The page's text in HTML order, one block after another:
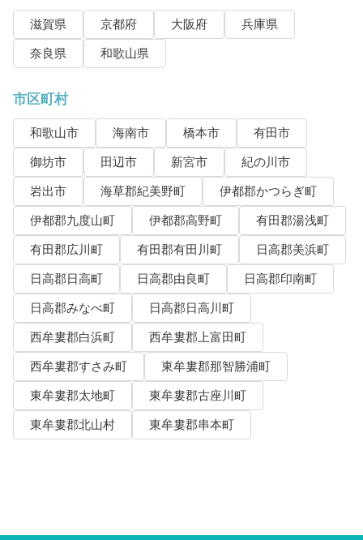
滋賀県 京都府 大阪府
兵庫県
奈良県
和歌山県
市区町村
和歌山市 海南市 橋本市
有田市
御坊市
田辺市 新宮市
紀の川市
岩出市
海草郡紀美野町
伊都郡かつらぎ町
伊都郡九度山町
伊都郡高野町
有田郡湯浅町
有田郡広川町
有田郡有田川町
日高郡美浜町
日高郡日高町
日高郡由良町
日高郡印南町
日高郡みなべ町
日高郡日高川町
西牟婁郡白浜町
西牟婁郡上富田町
西牟婁郡すさみ町
東牟婁郡那智勝浦町
東牟婁郡太地町
東牟婁郡古座川町
東牟婁郡北山村
東牟婁郡串本町